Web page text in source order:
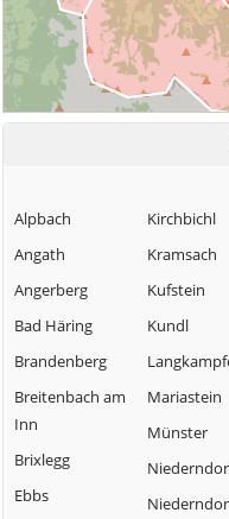
Alpbach
Angath
Angerberg
Bad Häring
Brandenberg
Breitenbach am
Inn
Brixlegg
Ebbs
Kirchbichl
Kramsach
Kufstein
Kundl
Mariastein
Münster